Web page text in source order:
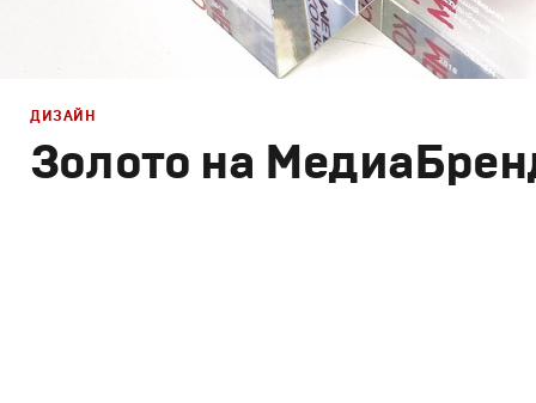
Золото на
ДИЗАЙН